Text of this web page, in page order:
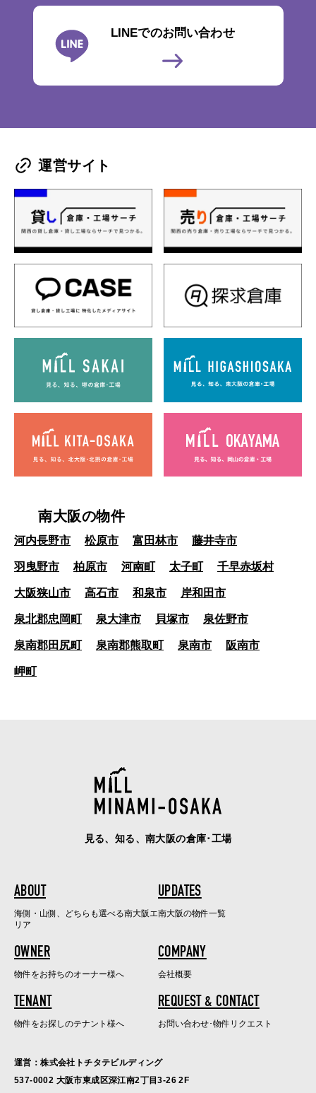
LINEでのお問い合わせ
運営サイト
南大阪の物件
河内長野市 松原市 富田林市 藤井寺市
羽曳野市 柏原市 河南町 太子町 千早赤坂村
大阪狭山市 高石市 和泉市 岸和田市
泉北郡忠岡町 泉大津市 貝塚市 泉佐野市
泉南郡田尻町 泉南郡熊取町 泉南市 阪南市
岬町
見る、知る、南大阪の倉庫･工場
ABOUT
海側・山側、どちらも選べる南大阪エ
リア
UPDATES
南大阪の物件一覧
OWNER
物件をお持ちのオーナー様へ
COMPANY
会社概要
TENANT
物件をお探しのテナント様へ
REQUEST & CONTACT
お問い合わせ･物件リクエスト
運営：株式会社トチタテビルディング
537-0002 大阪市東成区深江南2丁目3-26 2F